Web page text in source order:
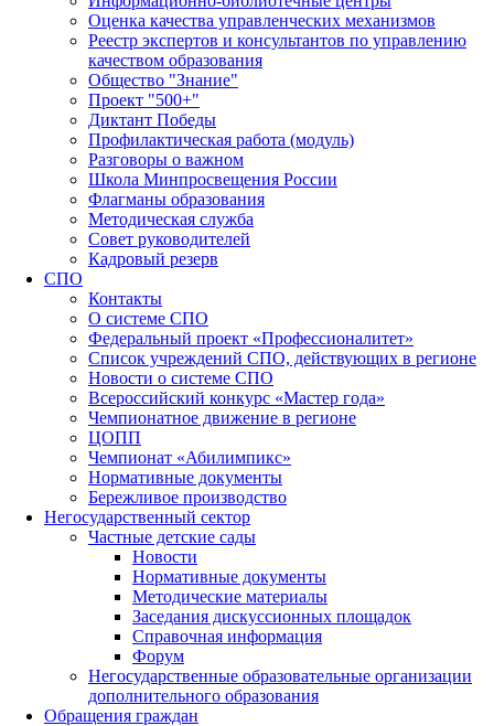
Оценка качества управленческих механизмов
Реестр экспертов и консультантов по управлению
качеством образования
Общество "Знание"
Проект "500+"
Диктант Победы
Профилактическая работа (модуль)
Разговоры о важном
Школа Минпросвещения России
Флагманы образования
Методическая служба
Совет руководителей
Кадровый резерв
СПО
Контакты
О системе СПО
Федеральный проект «Профессионалитет»
Список учреждений СПО, действующих в регионе
Новости о системе СПО
Всероссийский конкурс «Мастер года»
Чемпионатное движение в регионе
ЦОПП
Чемпионат «Абилимпикс»
Нормативные документы
Бережливое производство
Негосударственный сектор
Частные детские сады
Новости
Нормативные документы
Методические материалы
Заседания дискуссионных площадок
Справочная информация
Форум
Негосударственные образовательные организации
дополнительного образования
Обращения граждан